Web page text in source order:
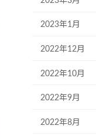
2023年1月
2022年12月
2022年10月
2022年9月
2022年8月